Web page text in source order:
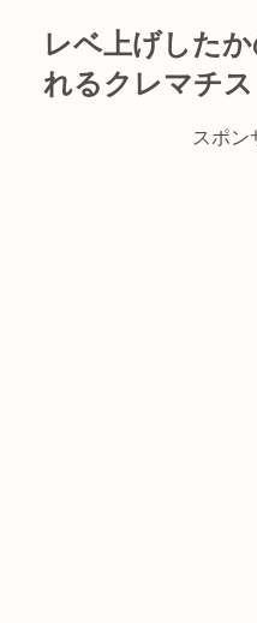
レベ上げした
れるクレマチス
スポン